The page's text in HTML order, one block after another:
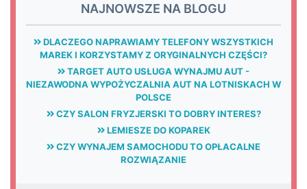
NAJNOWSZE NA BLOGU
DLACZEGO NAPRAWIAMY TELEFONY WSZYSTKICH
MAREK I KORZYSTAMY Z ORYGINALNYCH CZĘŚCI?
TARGET AUTO USŁUGA WYNAJMU AUT -
NIEZAWODNA WYPOŻYCZALNIA AUT NA LOTNISKACH W
POLSCE
CZY SALON FRYZJERSKI TO DOBRY INTERES?
LEMIESZE DO KOPAREK
CZY WYNAJEM SAMOCHODU TO OPŁACALNE
ROZWIĄZANIE